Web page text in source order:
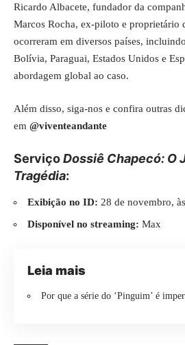
Ricardo Albacete, fundador da
Marcos Rocha, ex-piloto e proprietário
ocorreram em diversos países,
Bolívia, Paraguai, Estados Unidos e
abordagem global ao caso.
Além disso, siga-nos e confira outras
em @viventeandante
ServiçoDossiê Chapecó: O
Tragédia:
Exibição no ID: 28 de novembro,
Disponível no streaming: Max
Leia mais
Por que a série do ‘Pinguim’ é